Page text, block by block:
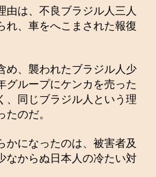
由は、不良ブラジル人三人
れ、車をへこまされた報復
め、襲われたブラジル人少
グループにケンカを売った
、同じブラジル人という理
のだ。
かになったのは、被害者及
なからぬ日本人の冷たい対